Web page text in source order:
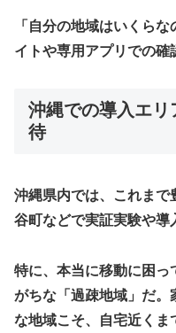
「自分の地域はいくら
イトや専用アプリでの確
沖縄での導入エリ
待
沖縄県内では、これまで
谷町などで実証実験や導
特に、本当に移動に困っ
がちな「過疎地域」だ。
な地域こそ、自宅近くま